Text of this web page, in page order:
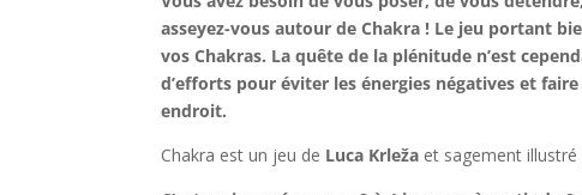
asseyez-vous autour de Chakra ! Le jeu portant
vos Chakras. La quête de la plénitude n’est
d’efforts pour éviter les énergies négatives et
endroit.
Chakra est un jeu de Luca Krleža et sagement